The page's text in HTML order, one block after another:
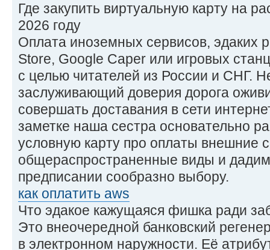
Где закупить виртуальную карту на
2026 году
Оплата иноземных сервисов, эдаких
Store, Google Caper или игровых
с целью читателей из России и СНГ.
заслуживающий доверия дорога
совершать доставания в сети
заметке наша сестра основательно
условную карту про оплаты внешние
общераспространенные виды и
предписании сообразно выбору.
как оплатить aws
Что эдакое кажущаяся фишка ради
Это внеочередной банковский
в электронном наружности. Её